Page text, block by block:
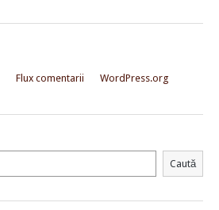
Flux comentarii WordPress.org
Caută